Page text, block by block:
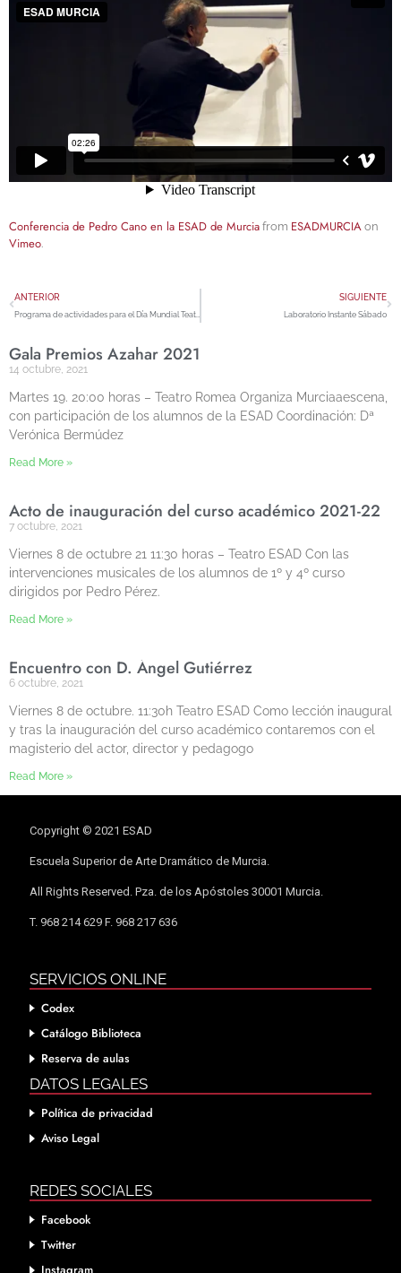
Conferencia de Pedro Cano en la ESAD de Murcia from ESADMURCIA on
Vimeo.
ANTERIOR SIGUIENTE
Laboratorio Instante Sábado
Gala Premios Azahar 2021
14 octubre, 2021
Martes 19. 20:00 horas – Teatro Romea Organiza Murciaaescena,
con participación de los alumnos de la ESAD Coordinación: Dª
Verónica Bermúdez
Read More »
Acto de inauguración del curso académico 2021-22
7 octubre, 2021
Viernes 8 de octubre 21 11:30 horas – Teatro ESAD Con las
intervenciones musicales de los alumnos de 1º y 4º curso
dirigidos por Pedro Pérez.
Read More »
Encuentro con D. Ángel Gutiérrez
6 octubre, 2021
Viernes 8 de octubre. 11:30h Teatro ESAD Como lección inaugural
y tras la inauguración del curso académico contaremos con el
magisterio del actor, director y pedagogo
Read More »
Copyright © 2021 ESAD
Escuela Superior de Arte Dramático de Murcia.
All Rights Reserved. Pza. de los Apóstoles 30001 Murcia.
T. 968 214 629 F. 968 217 636
SERVICIOS ONLINE
Codex
Catálogo Biblioteca
Reserva de aulas
DATOS LEGALES
Política de privacidad
Aviso Legal
REDES SOCIALES
Facebook
Twitter